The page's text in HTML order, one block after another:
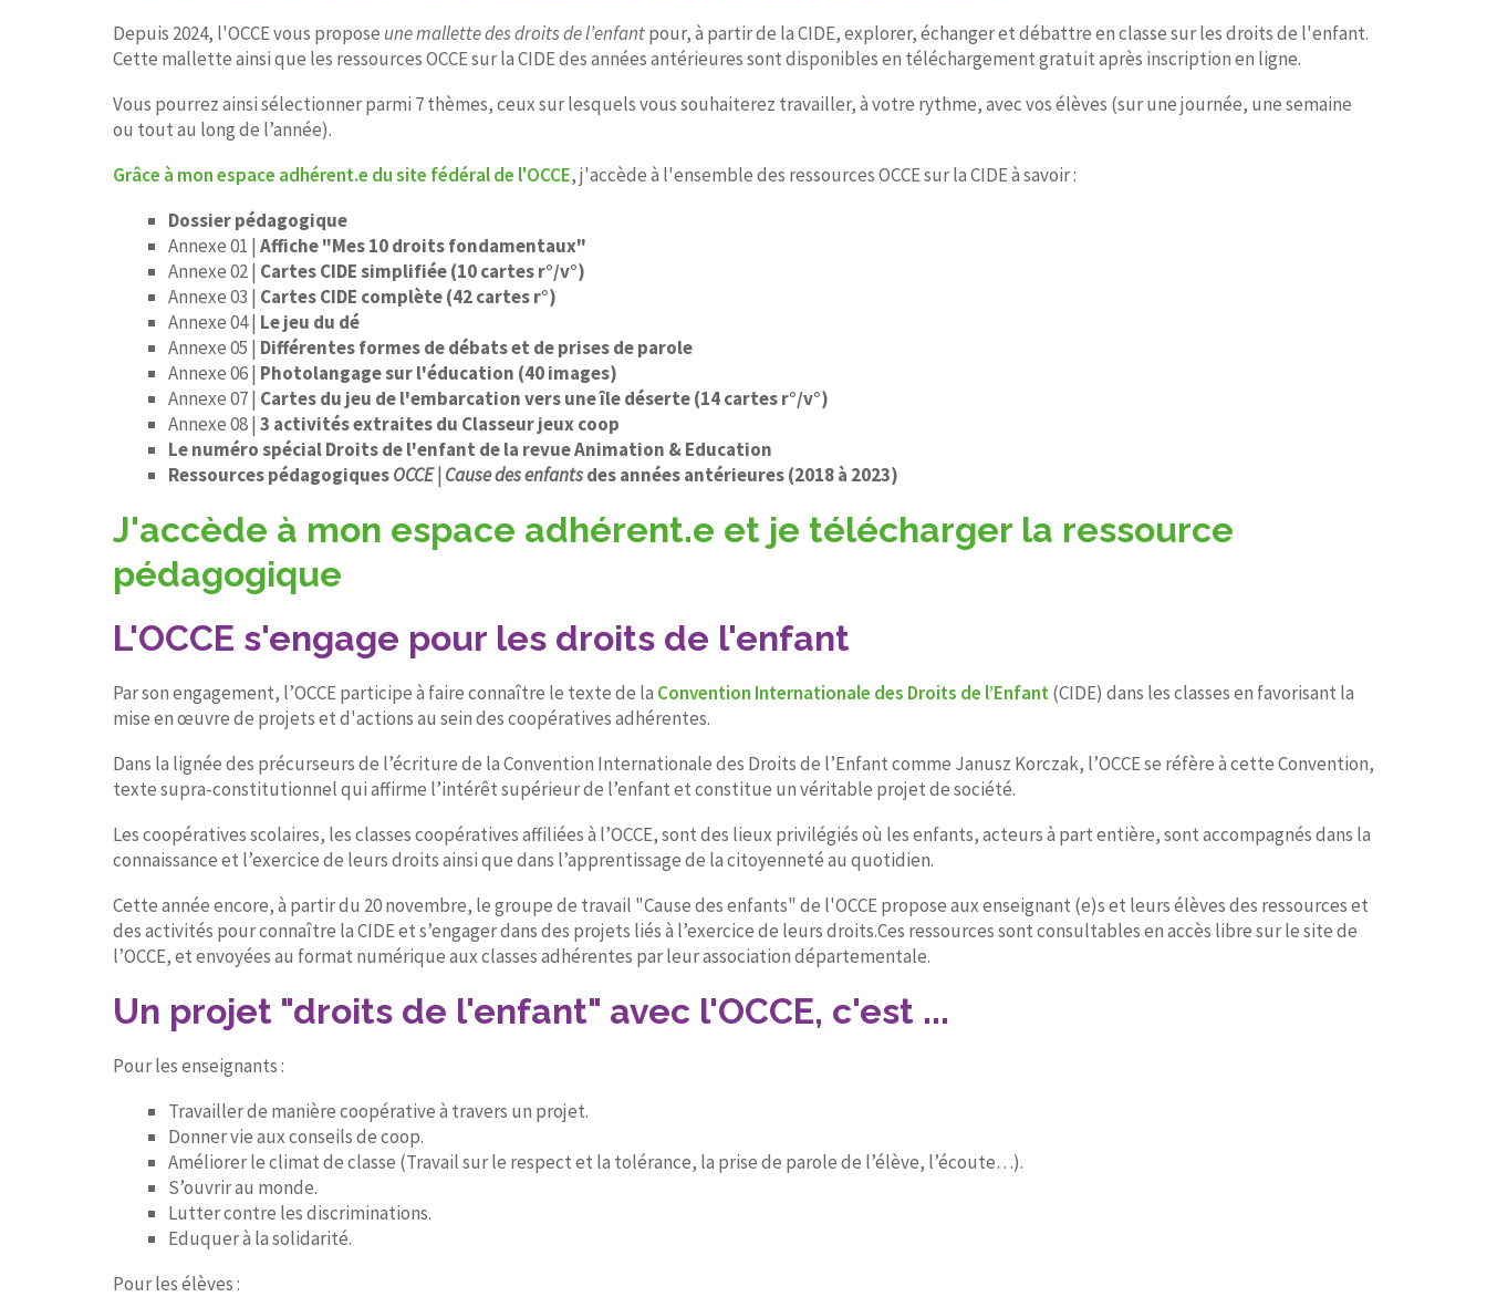
Depuis 2024, l'OCCE vous propose une mallette des droits de l’enfantpour, à partir de la CIDE, explorer, échanger et débattre en classe sur les droits de l'enfant.
Cette mallette ainsi que les ressources OCCE sur la CIDE des années antérieures sont disponibles en téléchargement gratuit après inscription en ligne.
Vous pourrez ainsi sélectionner parmi 7 thèmes, ceux sur lesquels vous souhaiterez travailler, à votre rythme, avec vos élèves (sur une journée, une semaine
ou tout au long de l’année).
Grâce à mon espace adhérent.e du site fédéral de l'OCCE, j'accède à l'ensemble des ressources OCCE sur la CIDE à savoir :
Dossier pédagogique
Annexe 01 | Affiche "Mes 10 droits fondamentaux"
Annexe 02 | Cartes CIDE simplifiée (10 cartes r°/v°)
Annexe 03 | Cartes CIDE complète (42 cartes r°)
Annexe 04 | Le jeu du dé
Annexe 05 | Différentes formes de débats et de prises de parole
Annexe 06 | Photolangage sur l'éducation (40 images)
Annexe 07 | Cartes du jeu de l'embarcation vers une île déserte (14 cartes r°/v°)
Annexe 08 | 3 activités extraites du Classeur jeux coop
Le numéro spécial Droits de l'enfant de la revue Animation & Education
Ressources pédagogiquesOCCE | Cause des enfantsdes années antérieures (2018 à 2023)
J'accède à mon espace adhérent.e et je télécharger la ressource
pédagogique
L'OCCE s'engage pour les droits de l'enfant
Par son engagement, l’OCCE participe à faire connaître le texte de la Convention Internationale des Droits de l’Enfant(CIDE) dans les classes en favorisant la
mise en œuvre de projets et d'actions au sein des coopératives adhérentes.
Dans la lignée des précurseurs de l’écriture de la Convention Internationale des Droits de l’Enfant comme Janusz Korczak, l’OCCE se réfère à cette Convention,
texte supra-constitutionnel qui affirme l’intérêt supérieur de l’enfant et constitue un véritable projet de société.
Les coopératives scolaires, les classes coopératives affiliées à l’OCCE, sont des lieux privilégiés où les enfants, acteurs à part entière, sont accompagnés dans la
connaissance et l’exercice de leurs droits ainsi que dans l’apprentissage de la citoyenneté au quotidien.
Cette année encore, à partir du 20 novembre, le groupe de travail "Cause des enfants" de l'OCCE propose aux enseignant (e)s et leurs élèves des ressources et
des activités pour connaître la CIDE et s’engager dans des projets liés à l’exercice de leurs droits.Ces ressources sont consultables en accès libre sur le site de
l’OCCE, et envoyées au format numérique aux classes adhérentes par leur association départementale.
Un projet "droits de l'enfant" avec l'OCCE, c'est ...
Pour les enseignants :
Travailler de manière coopérative à travers un projet.
Donner vie aux conseils de coop.
Améliorer le climat de classe (Travail sur le respect et la tolérance, la prise de parole de l’élève, l’écoute…).
S’ouvrir au monde.
Lutter contre les discriminations.
Eduquer à la solidarité.
Pour les élèves :